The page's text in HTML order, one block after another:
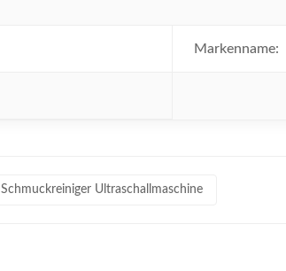
Markenname:
Schmuckreiniger Ultraschallmaschine